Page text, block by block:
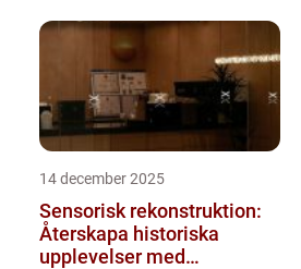
14 december 2025
Sensorisk rekonstruktion:
Återskapa historiska
upplevelser med